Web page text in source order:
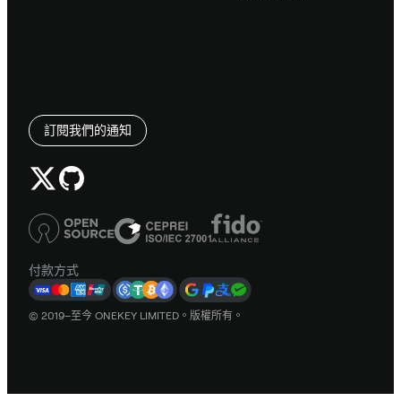
訂閱我們的通知
付款方式
© 2019–至今 ONEKEY LIMITED。版權所有。